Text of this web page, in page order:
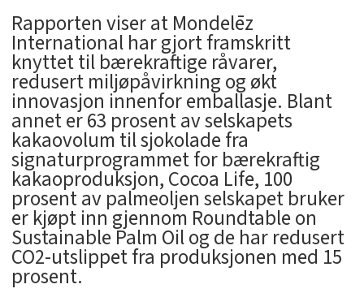
Rapporten viser at Mondelēz
International har gjort framskritt
knyttet til bærekraftige råvarer,
redusert miljøpåvirkning og økt
innovasjon innenfor emballasje. Blant
annet er 63 prosent av selskapets
kakaovolum til sjokolade fra
signaturprogrammet for bærekraftig
kakaoproduksjon, Cocoa Life, 100
prosent av palmeoljen selskapet bruker
er kjøpt inn gjennom Roundtable on
Sustainable Palm Oil og de har redusert
CO2-utslippet fra produksjonen med 15
prosent.